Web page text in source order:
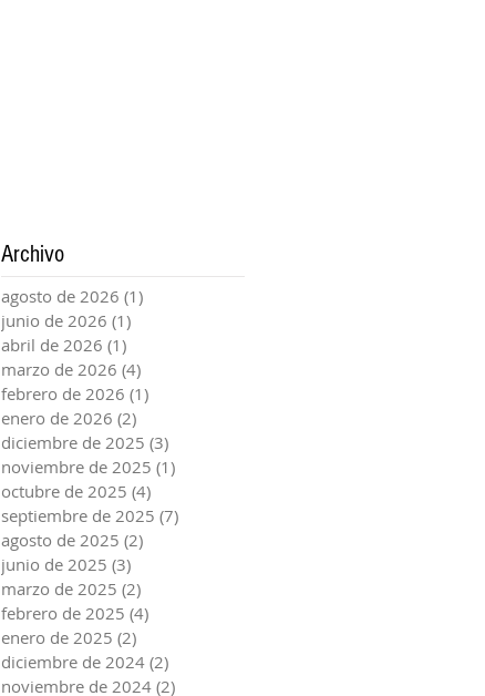
Archivo
agosto de 2026 (1)
junio de 2026 (1)
abril de 2026 (1)
marzo de 2026 (4)
febrero de 2026 (1)
enero de 2026 (2)
diciembre de 2025 (3)
noviembre de 2025 (1)
octubre de 2025 (4)
septiembre de 2025 (7)
agosto de 2025 (2)
junio de 2025 (3)
marzo de 2025 (2)
febrero de 2025 (4)
enero de 2025 (2)
diciembre de 2024 (2)
noviembre de 2024 (2)